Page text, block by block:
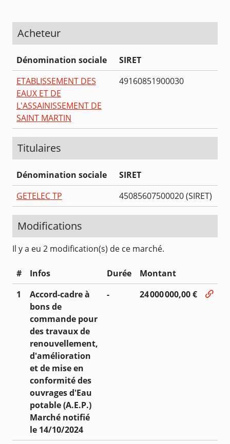
Acheteur
Dénomination sociale
SIRET
ETABLISSEMENT DES
EAUX ET DE
L'ASSAINISSEMENT DE
SAINT MARTIN
49160851900030
Titulaires
Dénomination sociale
SIRET
GETELEC TP
45085607500020 (SIRET)
Modifications
Il y a eu 2 modification(s) de ce marché.
# Infos Durée
Montant
1
Accord-cadre à
bons de
commande pour
des travaux de
renouvellement,
d'amélioration
et de mise en
conformité des
ouvrages d'Eau
potable (A.E.P.)
Marché notifié
le 14/10/2024
- 24 000 000,00 €